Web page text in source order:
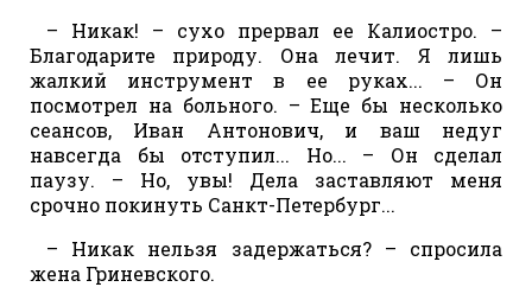
– Никак! – сухо прервал ее Калиостро. –
Благодарите природу. Она лечит. Я лишь
жалкий инструмент в ее руках... – Он
посмотрел на больного. – Еще бы несколько
сеансов, Иван Антонович, и ваш недуг
навсегда бы отступил... Но... – Он сделал
паузу. – Но, увы! Дела заставляют меня
срочно покинуть Санкт-Петербург...
– Никак нельзя задержаться? – спросила
жена Гриневского.